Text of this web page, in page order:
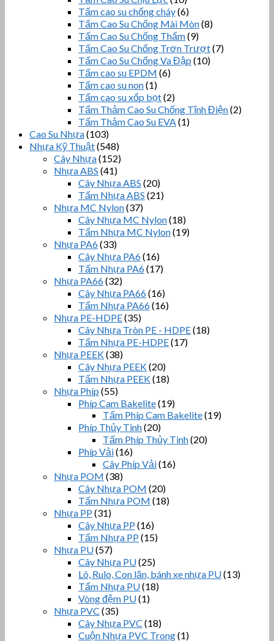
Tấm cao su chống cháy(6)
Tấm Cao Su Chống Mài Mòn(8)
Tấm Cao Su Chống Thấm(9)
Tấm Cao Su Chống Trơn Trượt(7)
Tấm Cao Su Chống Va Đập (10)
Tấm cao su EPDM (6)
Tấm cao su non(1)
Tấm cao su xốp bọt(2)
Tấm Thảm Cao Su Chống Tĩnh Điện(2)
Tấm Thảm Cao Su EVA(1)
Cao Su Nhựa(103)
Nhựa Kỹ Thuật(548)
Cây Nhựa(152)
Nhựa ABS (41)
Cây Nhựa ABS (20)
Tấm Nhựa ABS (21)
Nhựa MC Nylon(37)
Cây Nhựa MC Nylon(18)
Tấm Nhựa MC Nylon(19)
Nhựa PA6(33)
Cây Nhựa PA6(16)
Tấm Nhựa PA6(17)
Nhựa PA66(32)
Cây Nhựa PA66(16)
Tấm Nhựa PA66(16)
Nhựa PE-HDPE(35)
Cây Nhựa Tròn PE - HDPE(18)
Tấm Nhựa PE-HDPE(17)
Nhựa PEEK(38)
Cây Nhựa PEEK(20)
Tấm Nhựa PEEK(18)
Nhựa Phíp (55)
Phíp Cam Bakelite(19)
Tấm Phíp Cam Bakelite(19)
Phíp Thủy Tinh(20)
Tấm Phíp Thủy Tinh(20)
Phíp Vải(16)
Cây Phíp Vải(16)
Nhựa POM (38)
Cây Nhựa POM (20)
Tấm Nhựa POM (18)
Nhựa PP (31)
Cây Nhựa PP (16)
Tấm Nhựa PP (15)
Nhựa PU(57)
Cây Nhựa PU(25)
Lô, Rulo, Con lăn, bánh xe nhựa PU(13)
Tấm Nhựa PU(18)
Vòng đệm PU(1)
Nhựa PVC (35)
Cây Nhựa PVC (18)
Cuộn Nhựa PVC Trong(1)